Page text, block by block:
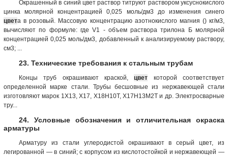
Окрашенный в синий цвет раствор титруют раствором уксуснокислого
цинка молярной концентрацией 0,025 моль/дм3 до изменения синего
цвета в розовый. Массовую концентрацию азотнокислого магния () кг/м3,
вычисляют по формуле: где V1 - объем раствора трилона Б молярной
концентрацией 0,025 моль/дм3, добавленный к анализируемому раствору,
см3; ...
23. Технические требования к стальным трубам
Концы труб окрашивают краской,цвет которой соответствует
определенной марке стали. Трубы бесшовные из нержавеющей стали
изготовляют марок 1X13, Х17, Х18Н10Т, Х17Н13М2Т и др. Электросварные
тру...
24. Условные обозначения и отличительная окраска
арматуры
Арматуру из стали углеродистой окрашивают в серый цвет, из
легированной — в синий; с корпусом из кислотостойкой и нержавеющей —